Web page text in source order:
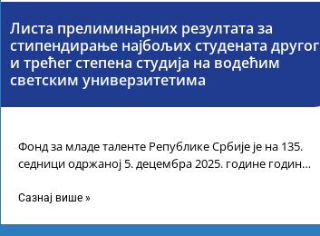
Листа прелиминарних резултата за
стипендирање најбољих студената другог
и трећег степена студија на водећим
светским универзитетима
Фонд за младе таленте Републике Србије је на 135.
седници одржаној 5. децембра 2025. године године
Сазнај више »